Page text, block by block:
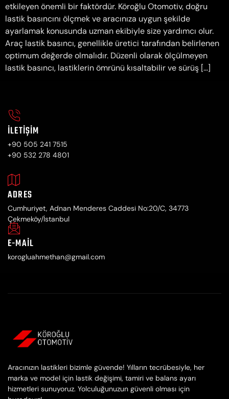
etkileyen önemli bir faktördür. Köroğlu Otomotiv, doğru
lastik basıncını ölçmek ve aracınıza uygun şekilde
ayarlamak konusunda uzman ekibiyle size yardımcı olur.
Araç lastik basıncı, genellikle üretici tarafından belirlenen
optimum değerde olmalıdır. Düzenli olarak ölçülmeyen
lastik basıncı, lastiklerin ömrünü kısaltabilir ve sürüş […]
Aracınızın lastikleri bizimle güvende! Yılların tecrübesiyle, her
marka ve model için lastik değişimi, tamiri ve balans ayarı
hizmetleri sunuyoruz. Yolculuğunuzun güvenli olması için
İLETIŞIM
+90 505 241 7515
+90 532 278 4801
ADRES
Cumhuriyet, Adnan Menderes Caddesi No:20/C, 34773
Çekmeköy/İstanbul
E-MAIL
korogluahmethan@gmail.com